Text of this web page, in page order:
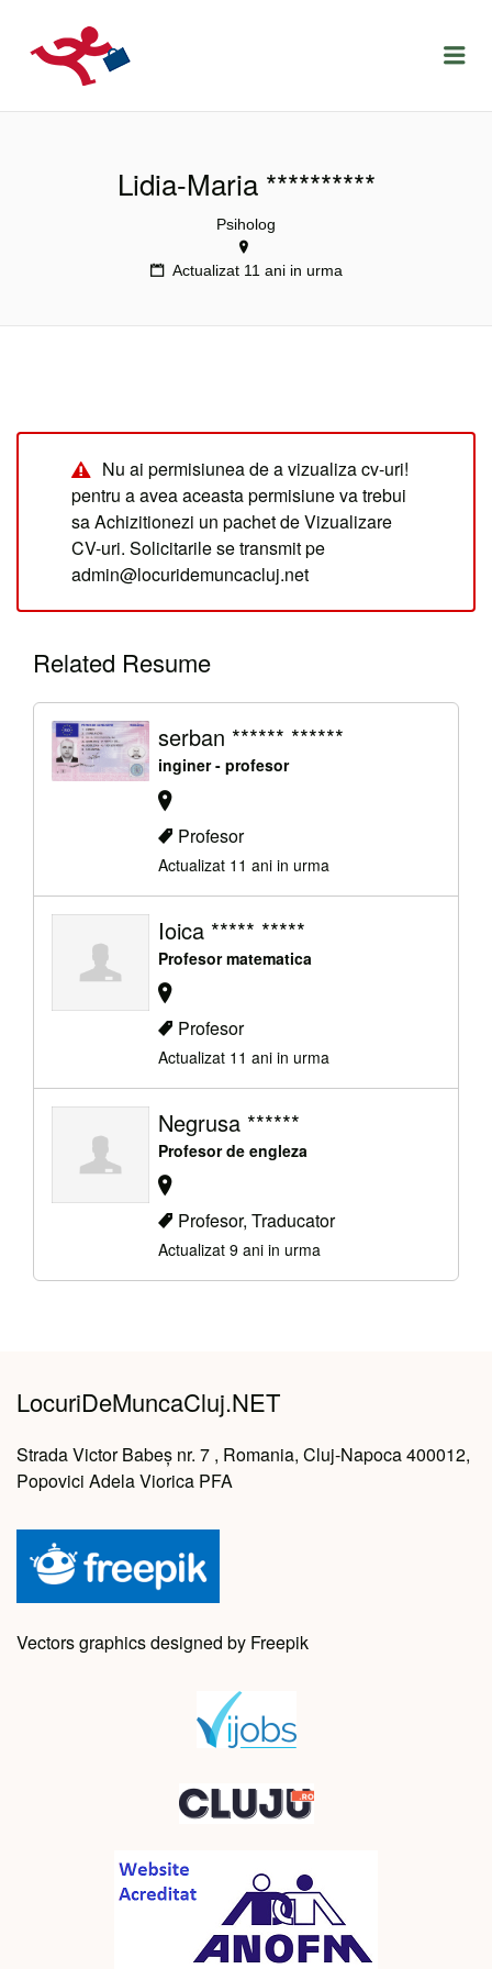
LOCURIDEMUNCACLUJ.NET
Lidia-Maria **********
Psiholog
Actualizat 11 ani in urma
Nu ai permisiunea de a vizualiza cv-uri!
pentru a avea aceasta permisiune va trebui
sa Achizitionezi un pachet de Vizualizare
CV-uri. Solicitarile se transmit pe
admin@locuridemuncacluj.net
Related Resume
serban ****** ******
inginer - profesor
Profesor
Actualizat 11 ani in urma
Ioica ***** *****
Profesor matematica
Profesor
Actualizat 11 ani in urma
Negrusa ******
Profesor de engleza
Profesor, Traducator
Actualizat 9 ani in urma
LocuriDeMuncaCluj.NET
Strada Victor Babeș nr. 7 , Romania, Cluj-Napoca 400012,
Popovici Adela Viorica PFA
Vectors graphics designed by Freepik